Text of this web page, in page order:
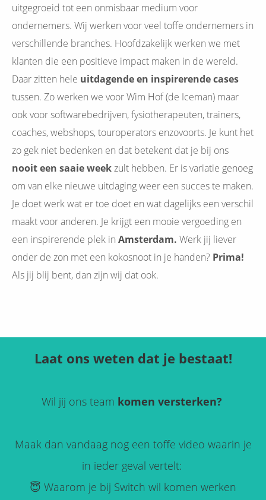
uitgegroeid tot een onmisbaar medium voor
ondernemers. Wij werken voor veel toffe ondernemers in
verschillende branches. Hoofdzakelijk werken we met
klanten die een positieve impact maken in de wereld.
Daar zitten hele uitdagende en inspirerende cases
tussen. Zo werken we voor Wim Hof (de Iceman) maar
ook voor softwarebedrijven, fysiotherapeuten, trainers,
coaches, webshops, touroperators enzovoorts. Je kunt het
zo gek niet bedenken en dat betekent dat je bij ons
nooit een saaie weekzult hebben. Er is variatie genoeg
om van elke nieuwe uitdaging weer een succes te maken.
Je doet werk wat er toe doet en wat dagelijks een verschil
maakt voor anderen. Je krijgt een mooie vergoeding en
een inspirerende plek in Amsterdam. Werk jij liever
onder de zon met een kokosnoot in je handen? Prima!
Als jij blij bent, dan zijn wij dat ook.
Laat ons weten dat je bestaat!
Wil jij ons team komen versterken?
Maak dan vandaag nog een toffe video waarin je
in ieder geval vertelt:
😇 Waarom je bij Switch wil komen werken